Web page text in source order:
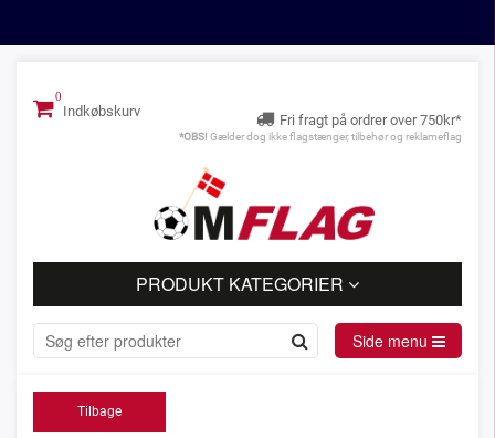
Indkøbskurv
Fri fragt på ordrer over 750kr*
*OBS! Gælder dog ikke flagstænger, tilbehør og reklameflag
PRODUKT KATEGORIER
Side menu
Tilbage